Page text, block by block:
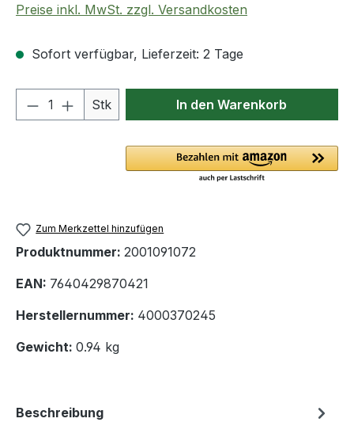
Preise inkl. MwSt. zzgl. Versandkosten
Sofort verfügbar, Lieferzeit: 2 Tage
Produkt Anzahl: Gib den
Stk In den Warenkorb
Zum Merkzettel hinzufügen
Produktnummer: 2001091072
EAN: 7640429870421
Herstellernummer: 4000370245
Gewicht: 0.94 kg
Beschreibung